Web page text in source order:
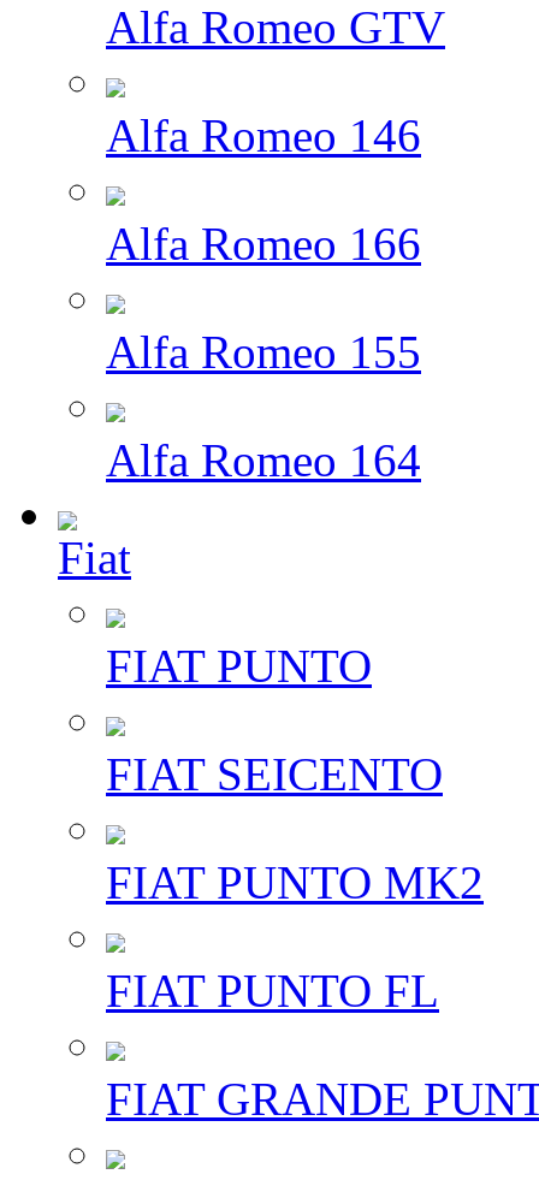
Alfa Romeo GTV
Alfa Romeo 146
Alfa Romeo 166
Alfa Romeo 155
Alfa Romeo 164
Fiat
FIAT PUNTO
FIAT SEICENTO
FIAT PUNTO MK2
FIAT PUNTO FL
FIAT GRANDE